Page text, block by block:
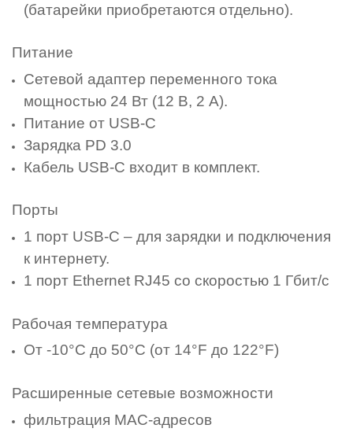
(батарейки приобретаются отдельно).
Питание
Сетевой адаптер переменного тока
мощностью 24 Вт (12 В, 2 А).
Питание от USB-C
Зарядка PD 3.0
Кабель USB-C входит в комплект.
Порты
1 порт USB-C – для зарядки и подключения
к интернету.
1 порт Ethernet RJ45 со скоростью 1 Гбит/с
Рабочая температура
От -10°C до 50°C (от 14°F до 122°F)
Расширенные сетевые возможности
фильтрация MAC-адресов